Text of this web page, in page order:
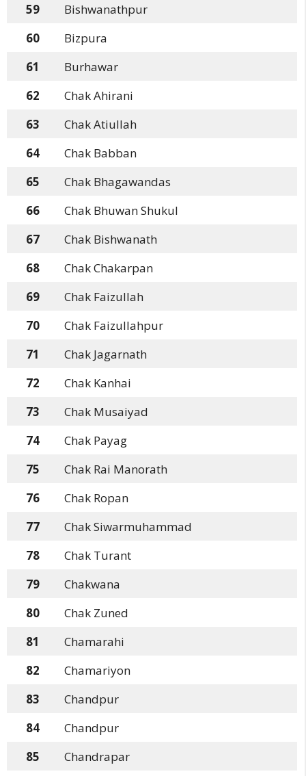
59
Bishwanathpur
60
Bizpura
61
Burhawar
62
Chak Ahirani
63
Chak Atiullah
64
Chak Babban
65
Chak Bhagawandas
66
Chak Bhuwan Shukul
67
Chak Bishwanath
68
Chak Chakarpan
69
Chak Faizullah
70
Chak Faizullahpur
71
Chak Jagarnath
72
Chak Kanhai
73
Chak Musaiyad
74
Chak Payag
75
Chak Rai Manorath
76
Chak Ropan
77
Chak Siwarmuhammad
78
Chak Turant
79
Chakwana
80
Chak Zuned
81
Chamarahi
82
Chamariyon
83
Chandpur
84
Chandpur
85
Chandrapar